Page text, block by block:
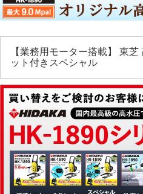
【業務用モーター搭載】 東
ット付きスペシャル